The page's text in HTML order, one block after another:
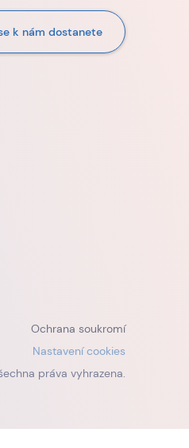
k nám dostanete
Ochrana soukromí
Nastavení cookies
práva vyhrazena.